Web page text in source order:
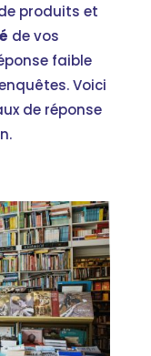
produits et
de vos
faible
Voici
de réponse